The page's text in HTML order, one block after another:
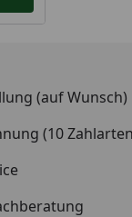
(auf Wunsch)
(10